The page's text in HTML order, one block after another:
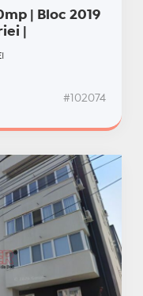
| Bloc 2019
|
#102074